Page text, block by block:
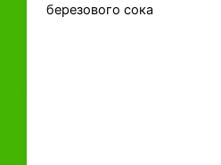
березового сока